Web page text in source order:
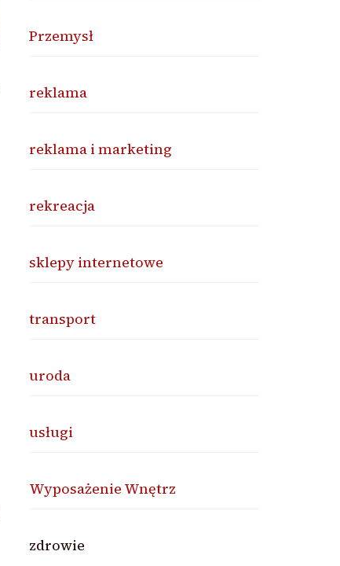
Przemysł
reklama
reklama i marketing
rekreacja
sklepy internetowe
transport
uroda
usługi
Wyposażenie Wnętrz
zdrowie